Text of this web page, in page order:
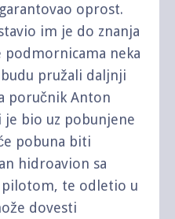
oprost.
im je do znanja
podmornicama neka
pružali daljnji
poručnik Anton
bio uz pobunjene
pobuna biti
hidroavion sa
te odletio u
dovesti